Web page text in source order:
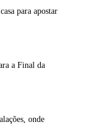
para apostar
a Final da
onde